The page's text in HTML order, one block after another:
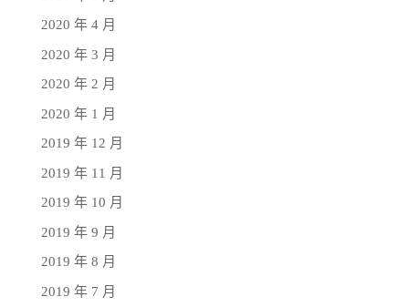
2020 年 4 月
2020 年 3 月
2020 年 2 月
2020 年 1 月
2019 年 12 月
2019 年 11 月
2019 年 10 月
2019 年 9 月
2019 年 8 月
2019 年 7 月